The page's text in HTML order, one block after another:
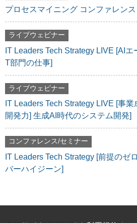
プロセスマイニング コンファレン
ライブウェビナー
IT Leaders Tech Strategy LIVE [AIエ
T部門の仕事]
ライブウェビナー
IT Leaders Tech Strategy LIVE [事
開発力] 生成AI時代のシステム開発]
コンファレンス/セミナー
IT Leaders Tech Strategy [前提のゼ
バーハイジーン]